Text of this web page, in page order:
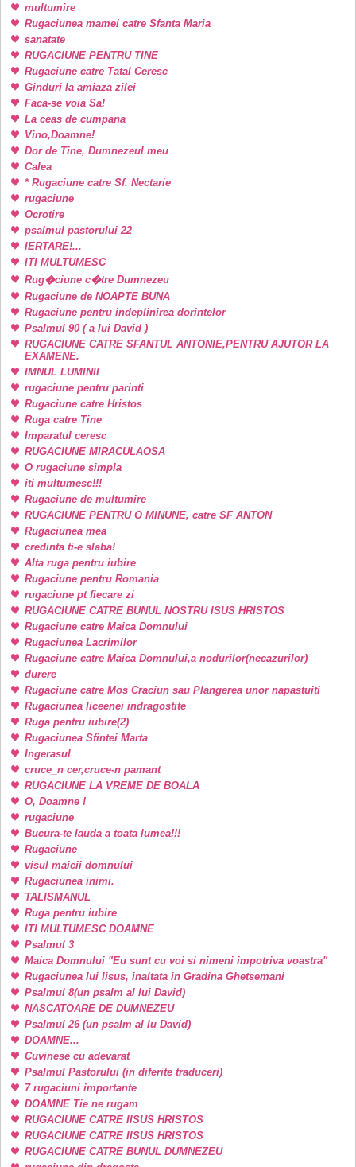
multumire
Rugaciunea mamei catre Sfanta Maria
sanatate
RUGACIUNE PENTRU TINE
Rugaciune catre Tatal Ceresc
Ginduri la amiaza zilei
Faca-se voia Sa!
La ceas de cumpana
Vino,Doamne!
Dor de Tine, Dumnezeul meu
Calea
* Rugaciune catre Sf. Nectarie
rugaciune
Ocrotire
psalmul pastorului 22
IERTARE!...
ITI MULTUMESC
Rug�ciune c�tre Dumnezeu
Rugaciune de NOAPTE BUNA
Rugaciune pentru indeplinirea dorintelor
Psalmul 90 ( a lui David )
RUGACIUNE CATRE SFANTUL ANTONIE,PENTRU AJUTOR LA
EXAMENE.
IMNUL LUMINII
rugaciune pentru parinti
Rugaciune catre Hristos
Ruga catre Tine
Imparatul ceresc
RUGACIUNE MIRACULAOSA
O rugaciune simpla
iti multumesc!!!
Rugaciune de multumire
RUGACIUNE PENTRU O MINUNE, catre SF ANTON
Rugaciunea mea
credinta ti-e slaba!
Alta ruga pentru iubire
Rugaciune pentru Romania
rugaciune pt fiecare zi
RUGACIUNE CATRE BUNUL NOSTRU ISUS HRISTOS
Rugaciune catre Maica Domnului
Rugaciunea Lacrimilor
Rugaciune catre Maica Domnului,a nodurilor(necazurilor)
durere
Rugaciune catre Mos Craciun sau Plangerea unor napastuiti
Rugaciunea liceenei indragostite
Ruga pentru iubire(2)
Rugaciunea Sfintei Marta
Ingerasul
cruce_n cer,cruce-n pamant
RUGACIUNE LA VREME DE BOALA
O, Doamne !
rugaciune
Bucura-te lauda a toata lumea!!!
Rugaciune
visul maicii domnului
Rugaciunea inimi.
TALISMANUL
Ruga pentru iubire
ITI MULTUMESC DOAMNE
Psalmul 3
Maica Domnului "Eu sunt cu voi si nimeni impotriva voastra"
Rugaciunea lui Iisus, inaltata in Gradina Ghetsemani
Psalmul 8(un psalm al lui David)
NASCATOARE DE DUMNEZEU
Psalmul 26 (un psalm al lu David)
DOAMNE...
Cuvinese cu adevarat
Psalmul Pastorului (in diferite traduceri)
7 rugaciuni importante
DOAMNE Tie ne rugam
RUGACIUNE CATRE IISUS HRISTOS
RUGACIUNE CATRE IISUS HRISTOS
RUGACIUNE CATRE BUNUL DUMNEZEU